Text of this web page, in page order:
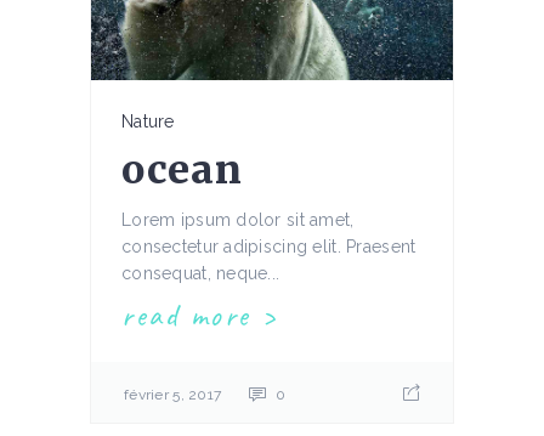
Nature
ocean
Lorem ipsum dolor sit amet,
consectetur adipiscing elit. Praesent
consequat, neque...
read more
février 5, 2017 0